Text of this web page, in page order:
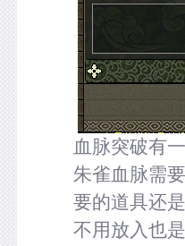
血脉突破有
朱雀血脉需
要的道具还
不用放入也